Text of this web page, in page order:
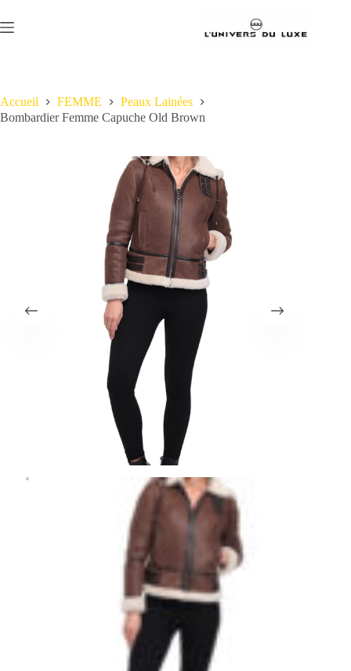
au
contenu
Accueil FEMME
Peaux Lainées
Bombardier Femme Capuche Old Brown